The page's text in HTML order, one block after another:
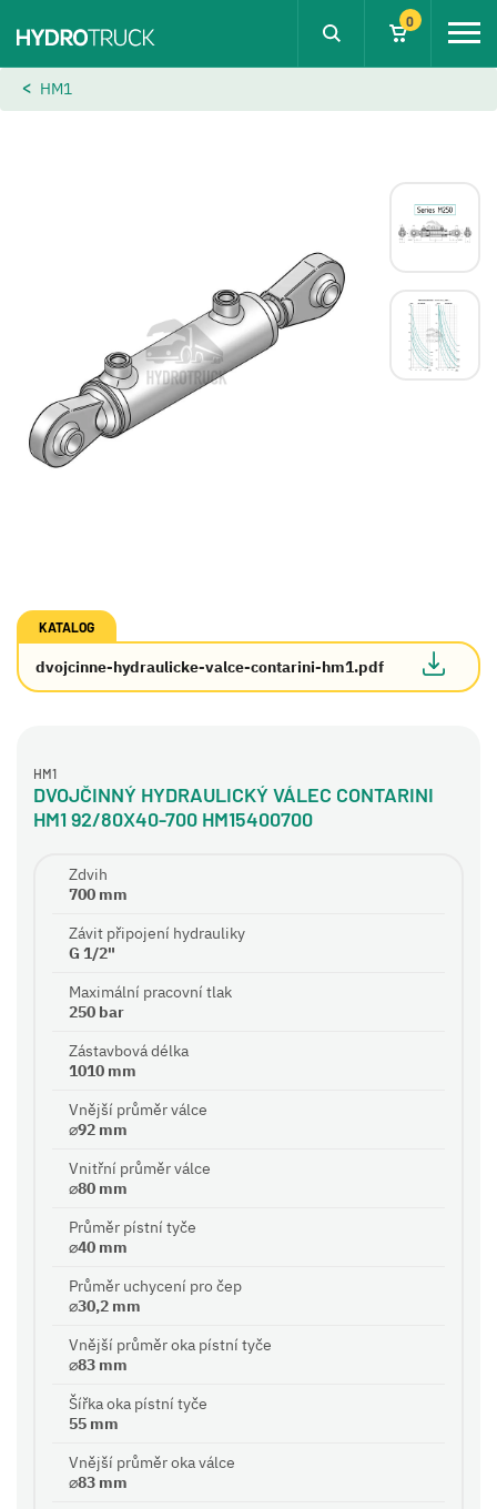
0
HM1
KATALOG
dvojcinne-hydraulicke-valce-contarini-hm1.pdf
HM1
DVOJČINNÝ HYDRAULICKÝ VÁLEC CONTARINI
HM1 92/80X40-700 HM15400700
Zdvih
700 mm
Závit připojení hydrauliky
G 1/2"
Maximální pracovní tlak
250 bar
Zástavbová délka
1010 mm
Vnější průměr válce
⌀92 mm
Vnitřní průměr válce
⌀80 mm
Průměr pístní tyče
⌀40 mm
Průměr uchycení pro čep
⌀30,2 mm
Vnější průměr oka pístní tyče
⌀83 mm
Šířka oka pístní tyče
55 mm
Vnější průměr oka válce
⌀83 mm